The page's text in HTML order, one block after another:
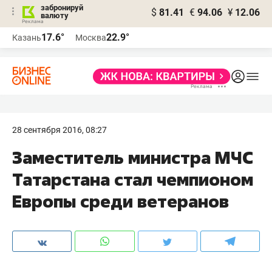
забронируй
валюту
$ 81.41 € 94.06 ¥ 12.06
Казань17.6° Москва22.9°
28 сентября 2016, 08:27
Заместитель министра МЧС
Татарстана стал чемпионом
Европы среди ветеранов